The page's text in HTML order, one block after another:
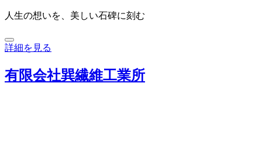
人生の想いを、美しい石碑に刻む
詳細を見る
有限会社巽繊維工業所